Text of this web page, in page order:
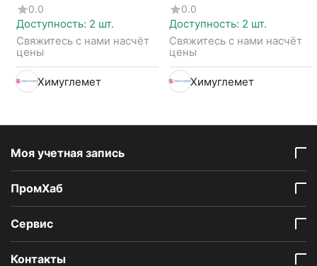
1.75мм
0.0
Доступность: 2 шт.
Свяжитесь с нами насчёт
цены
Химуглемет
1.5мм
0.0
Доступность: 2 шт.
Свяжитесь с нами насчёт
цены
Химуглемет
Моя учетная запись
ПромХаб
Сервис
Контакты